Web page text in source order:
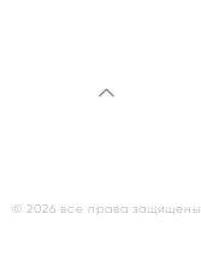
© 2026 все права защищены